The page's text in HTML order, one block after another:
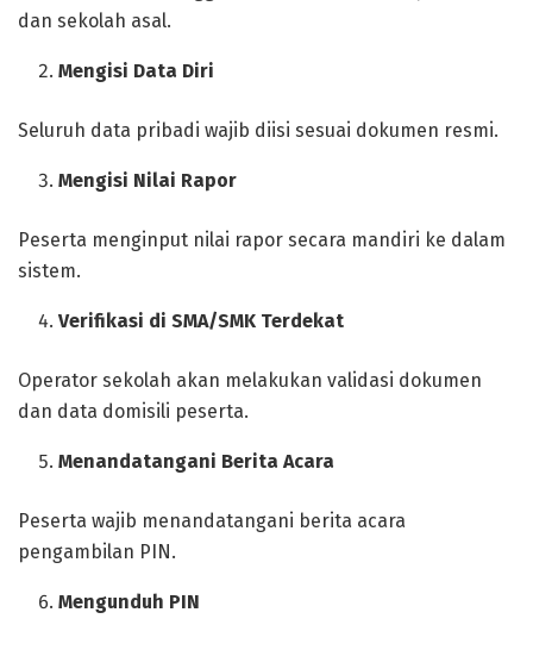
dan sekolah asal.
Mengisi Data Diri
Seluruh data pribadi wajib diisi sesuai dokumen resmi.
Mengisi Nilai Rapor
Peserta menginput nilai rapor secara mandiri ke dalam
sistem.
Verifikasi di SMA/SMK Terdekat
Operator sekolah akan melakukan validasi dokumen
dan data domisili peserta.
Menandatangani Berita Acara
Peserta wajib menandatangani berita acara
pengambilan PIN.
Mengunduh PIN